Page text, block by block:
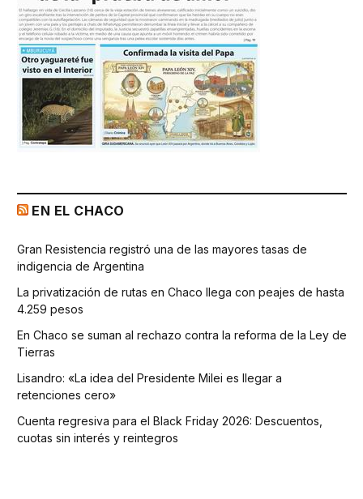
EN EL CHACO
Gran Resistencia registró una de las mayores tasas de
indigencia de Argentina
La privatización de rutas en Chaco llega con peajes de hasta
4.259 pesos
En Chaco se suman al rechazo contra la reforma de la Ley de
Tierras
Lisandro: «La idea del Presidente Milei es llegar a
retenciones cero»
Cuenta regresiva para el Black Friday 2026: Descuentos,
cuotas sin interés y reintegros